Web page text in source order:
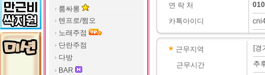
룸싸롱
텐프로/쩜오
노래주점
단란주점
다방
BAR
연 락 처
카톡아이디
근무지역
근무시간
[경
추